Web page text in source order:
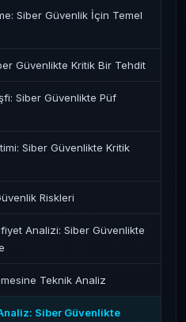
Siber Güvenlik İçin Temel
Güvenlikte Kritik Bir Tehdit
Siber Güvenlikte Püf
Siber Güvenlikte Kritik
Riskleri
Analizi: Siber Güvenlikte
Teknik Analiz
Siber Güvenlikte